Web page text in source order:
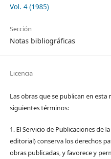
Vol. 4 (1985)
Sección
Notas bibliográficas
Licencia
Las obras que se publican en esta
siguientes términos:
1. El Servicio de Publicaciones de
editorial) conserva los derechos
obras publicadas, y favorece y